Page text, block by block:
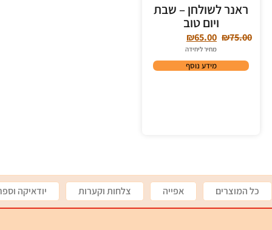
ראנר לשולחן – שבת
ויום טוב
₪75.00
₪65.00
מחיר ליחידה
מידע נוסף
כל המוצרים אפייה צלחות וקערות יודאיקה